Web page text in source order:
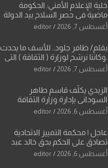
خلية الإعلام الأمني: الحكومة
ماضية في حصر السلاح بيد الدولة
دون رجعة
أغسطس 7, 2026 editor
بقلم/ ظافر جلود.. للأسف ما يحدث
.وكاننا نرشح لوزارة ( الثقافة ) التي
ماتت من زمان وزير يمثلها من
العراقية..
أغسطس 7, 2026 editor
الزيدي يكلّف قاسم طاهر
السوداني بإدارة وزارة الثقافة
أغسطس 6, 2026 editor
عاجل | محكمة التمييز الاتحادية
تصادق على الحكم بحق خالد عبد
الواحد كبيان
أغسطس 6, 2026 editor